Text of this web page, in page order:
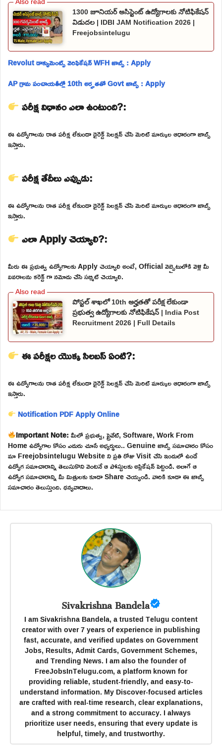
1300 జూనియర్ అసిస్టెంట్ ఉద్యోగాలకు నోటిఫికేషన్
విడుదల | IDBI JAM Notification 2026 |
Freejobsintelugu
Revolut డాక్యుమెంట్స్ వెరిఫికేషన్ WFH జాబ్స్ : Apply
AP గ్రామ పంచాయతీల్లో 10th అర్హతతో Govt జాబ్స్ : Apply
పరీక్ష విధానం ఎలా ఉంటుంది?:
ఈ ఉద్యోగాలను రాత పరీక్ష లేకుండా డైరెక్ట్ సెలక్షన్ చేసి మెరిట్ మార్కుల ఆధారంగా జాబ్స్
ఇస్తారు.
పరీక్ష తేదీలు ఎప్పుడు:
ఈ ఉద్యోగాలను రాత పరీక్ష లేకుండా డైరెక్ట్ సెలక్షన్ చేసి మెరిట్ మార్కుల ఆధారంగా జాబ్స్
ఇస్తారు.
ఎలా Apply చెయ్యాలి?:
మీరు ఈ ప్రభుత్వ ఉద్యోగాలకు Apply చెయ్యాలి అంటే, Official వెబ్సైటులోకి వెళ్లి మీ
వివరాలను కరెక్ట్ గా నమోదు చేసి సబ్మిట్ చెయ్యాలి.
పోస్టల్ శాఖలో 10th అర్హతతో పరీక్ష లేకుండా
ప్రభుత్వ ఉద్యోగాలకు నోటిఫికేషన్ | India Post
Recruitment 2026 | Full Details
ఈ పరీక్షల యొక్క సిలబస్ ఏంటి?:
ఈ ఉద్యోగాలను రాత పరీక్ష లేకుండా డైరెక్ట్ సెలక్షన్ చేసి మెరిట్ మార్కుల ఆధారంగా జాబ్స్
ఇస్తారు.
Notification PDFApply Online
Important Note:మీలో ప్రభుత్వ, ప్రైవేట్, Software, Work From
Home ఉద్యోగాల కోసం ఎదురు చూసే అభ్యర్థులు.. Genuine జాబ్స్ సమాచారం కోసం
మా Freejobsintelugu Website ని ప్రతి రోజు Visit చేసి ఇందులో ఉండే
ఉద్యోగ సమాచారాన్ని తెలుసుకొని వెంటనే ఆ పోస్టులకు అప్లికేషన్ పెట్టండి. అలాగే ఆ
ఉద్యోగ సమాచారాన్ని మీ మిత్రులకు కూడా Share చెయ్యండి. వారికి కూడా ఈ జాబ్స్
సమాచారం తెలుస్తుంది. ధన్యవాదాలు.
Sivakrishna Bandela
I am Sivakrishna Bandela, a trusted Telugu content
creator with over 7 years of experience in publishing
fast, accurate, and verified updates on Government
Jobs, Results, Admit Cards, Government Schemes,
and Trending News. I am also the founder of
FreeJobsInTelugu.com, a platform known for
providing reliable, student-friendly, and easy-to-
understand information. My Discover-focused articles
are crafted with real-time research, clear explanations,
and a strong commitment to accuracy. I always
prioritize user needs, ensuring that every update is
helpful, timely, and trustworthy.